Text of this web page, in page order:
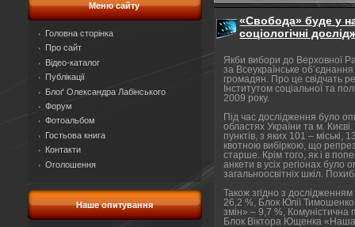
Меню сайту
Головна сторінка
Про сайт
Відео-каталог
Публікації
Блоґ Олександра Лабінського
Форум
Фотоальбом
Гостьова книга
Контакти
Оголошення
Наше опитування
«Свобода» буде у
соціологічні
Якби вибори до Верховної
за Всеукраїнське
громадян. Про це свідчать
Інститутом соціальної та
2009 року.
Під час дослідження було
областях України та м.
пунктів, з яких 101 – міські,
квотною вибіркою, що
старше. Крім того, як і в
анкети в усіх регіонах було
загальноосвітніх шкіл.
Також згідно з
26,2 %, Блок Юлії
змін» – 9,7 %, Комуністична
Блок Віктора Ющенка